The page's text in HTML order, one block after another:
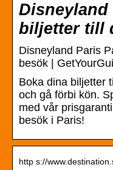
Disneyland
biljetter till
Disneyland Paris
besök |
Boka dina biljetter
och gå förbi kön.
med vår
besök i Paris!
http s://